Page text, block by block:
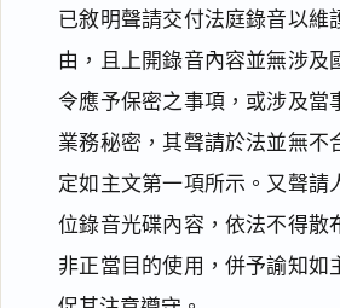
已敘明聲請交付法庭錄音以維
由，且上開錄音內容並無涉及
令應予保密之事項，或涉及當
業務秘密，其聲請於法並無不
定如主文第一項所示。又聲請
位錄音光碟內容，依法不得散
非正當目的使用，併予諭知如